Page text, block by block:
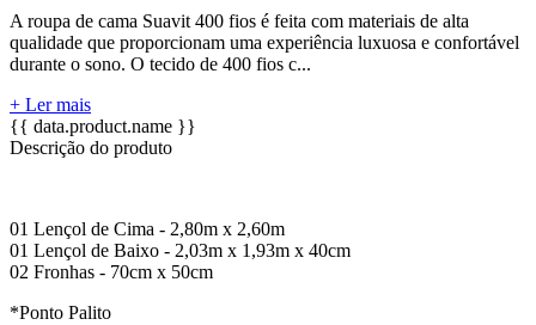
A roupa de cama Suavit 400 fios é feita com materiais de alta
qualidade que proporcionam uma experiência luxuosa e confortável
durante o sono. O tecido de 400 fios c...
+ Ler mais
{{ data.product.name }}
Descrição do produto
01 Lençol de Cima - 2,80m x 2,60m
01 Lençol de Baixo - 2,03m x 1,93m x 40cm
02 Fronhas - 70cm x 50cm
*Ponto Palito